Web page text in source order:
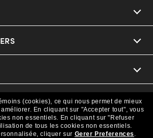
(cookies), ce qui nous permet de mieux
En cliquant sur "Accepter tout", vous
non essentiels. En cliquant sur "Refuser
de tous les cookies non essentiels.
cliquer sur Gerer Preferences .